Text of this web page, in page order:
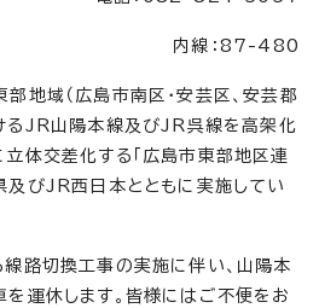
内線：87-480
地域（広島市南区・安芸区、安芸郡
るJR山陽本線及びJR呉線を高架化
立体交差化する「広島市東部地区連
及びJR西日本とともに実施してい
線路切換工事の実施に伴い、山陽本
運休します。皆様にはご不便をお